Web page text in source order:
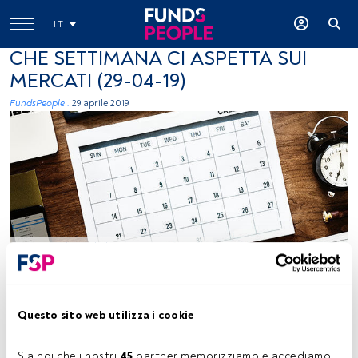
Questo sito web utilizza i cookie
IT
CHE SETTIMANA CI ASPETTA SUI
MERCATI (29-04-19)
FundsPeople . 29 aprile 2019
Rawpixel, Unsplash
Tempo di lettura:1 min.